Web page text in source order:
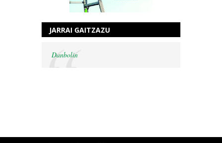
JARRAI GAITZAZU
Danbolin